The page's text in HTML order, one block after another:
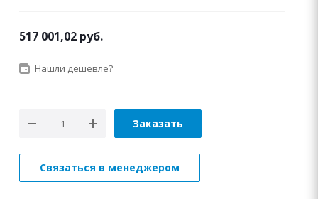
517 001,02 руб.
Нашли дешевле?
Заказать
Связаться в менеджером